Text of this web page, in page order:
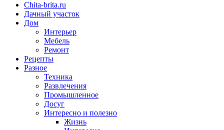
Chita-brita.ru
Дачный участок
Дом
Интерьер
Мебель
Ремонт
Рецепты
Разное
Техника
Развлечения
Промышленное
Досуг
Интересно и полезно
Жизнь